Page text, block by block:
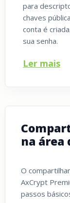
para
chaves
conta é
sua senha.
Ler mais
na área
O
AxCrypt
passos